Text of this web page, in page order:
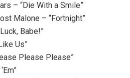
– “Die With a Smile”
Malone – “Fortnight”
Babe!”
Us”
Please Please”